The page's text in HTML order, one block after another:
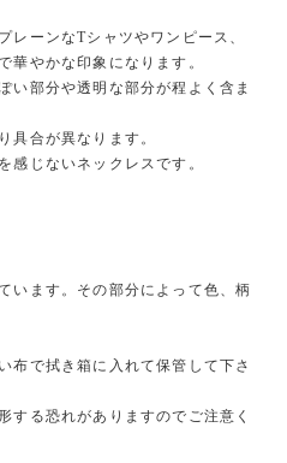
レーンなTシャツやワンピース、
華やかな印象になります。
い部分や透明な部分が程よく含ま
具合が異なります。
感じないネックレスです。
います。その部分によって色、柄
布で拭き箱に入れて保管して下さ
する恐れがありますのでご注意く